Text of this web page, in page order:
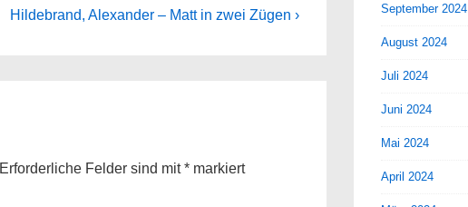
Next
Hildebrand, Alexander – Matt in zwei Zügen ›
Erforderliche Felder sind mit* markiert
September 2024
August 2024
Juli 2024
Juni 2024
Mai 2024
April 2024